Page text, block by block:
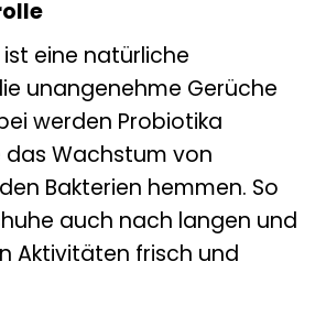
eine natürliche
unangenehme Gerüche
werden Probiotika
das Wachstum von
Bakterien hemmen. So
auch nach langen und
Aktivitäten frisch und